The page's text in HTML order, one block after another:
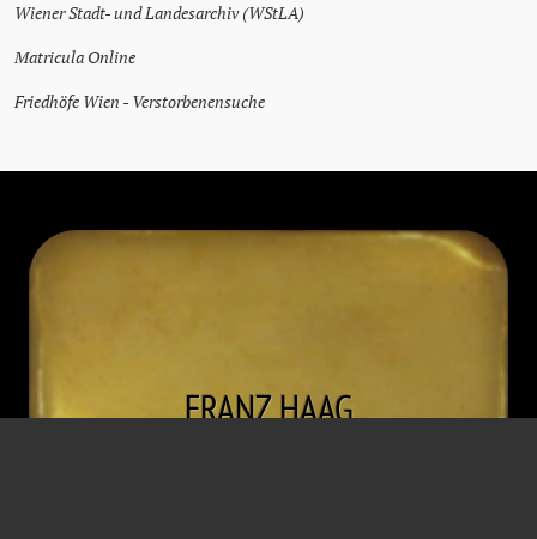
Wiener Stadt- und Landesarchiv (WStLA)
Matricula Online
Friedhöfe Wien - Verstorbenensuche
FRANZHAAG